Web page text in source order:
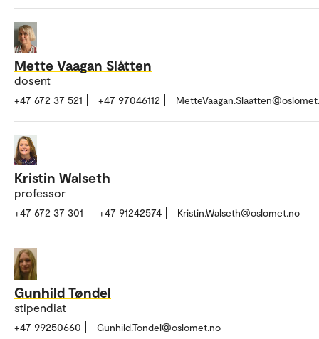
Mette Vaagan Slåtten
dosent
+47 672 37 521 +47 97046112
Kristin Walseth
professor
+47 672 37 301 +47 91242574 Kristin.Walseth@oslomet.no
Gunhild Tøndel
stipendiat
+47 99250660 Gunhild.Tondel@oslomet.no